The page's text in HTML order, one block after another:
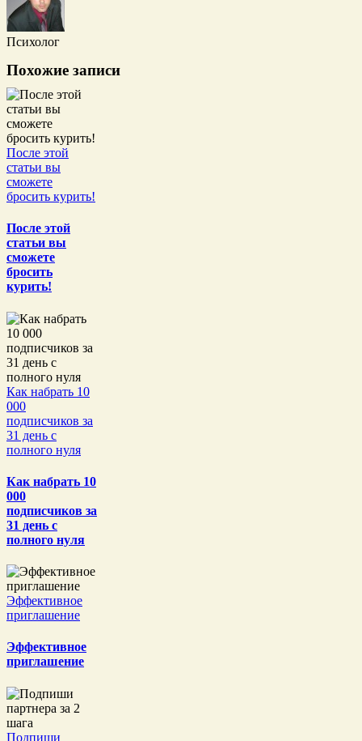
Психолог
Похожие записи
После этой
статьи вы
сможете
бросить курить!
После этой
статьи вы
сможете
бросить
курить!
Как набрать 10
000
подписчиков за
31 день с
полного нуля
Как набрать 10
000
подписчиков за
31 день с
полного нуля
Эффективное
приглашение
Эффективное
приглашение
Подпиши